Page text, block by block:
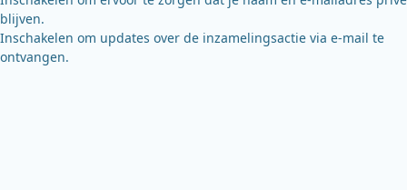
blijven.
Inschakelen om updates over de inzamelingsactie via e-mail te
ontvangen.